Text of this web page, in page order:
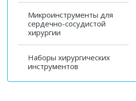
Микроинструменты для
сердечно-сосудистой
хирургии
Наборы хирургических
инструментов